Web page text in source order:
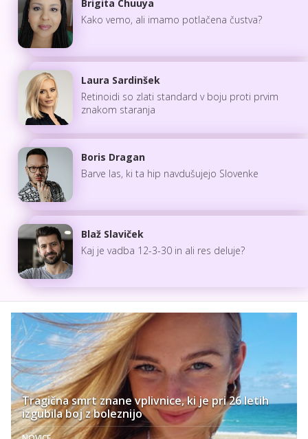
Brigita Chuuya
Kako vemo, ali imamo potlačena čustva?
Laura Sardinšek
Retinoidi so zlati standard v boju proti prvim
znakom staranja
Boris Dragan
Barve las, ki ta hip navdušujejo Slovenke
Blaž Slaviček
Kaj je vadba 12-3-30 in ali res deluje?
Tragična smrt znane vplivnice, ki je pri 26 letih
izgubila boj z boleznijo